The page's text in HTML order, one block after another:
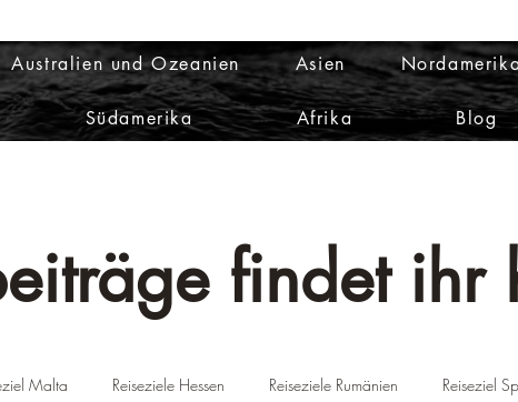
Australien und Ozeanien Asien
Südamerika Afrika Blog
findet ihr
Malta Reiseziele Hessen Reiseziele Rumänien Reiseziel